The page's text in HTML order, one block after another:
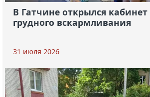
В Гатчине открылся
грудного вскармливания
31 июля 2026